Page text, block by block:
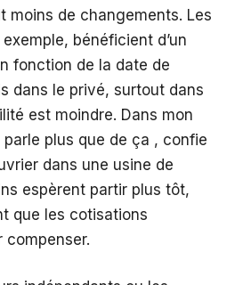
moins de changements. Les
bénéficient d’un
fonction de la date de
dans le privé, surtout dans
est moindre. Dans mon
plus que de ça , confie
dans une usine de
espèrent partir plus tôt,
que les cotisations
compenser.